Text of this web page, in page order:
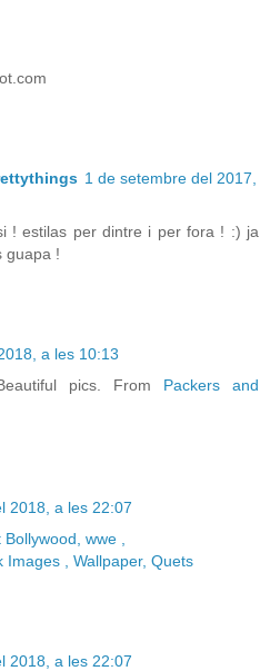
1 de setembre del 2017,
! estilas per dintre i per fora ! :) ja
guapa !
a les 10:13
pics. From Packers and
2018, a les 22:07
wwe ,
Images , Wallpaper, Quets
2018, a les 22:07